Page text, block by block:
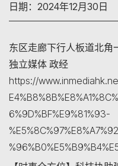
日期：2024年12月30日
东区走廊下行人板道北角
独立媒体 政经
https://
6%9D%BF%E9%81%93-